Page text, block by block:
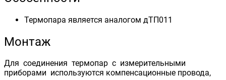
Термопара является аналогом дТП011
Монтаж
Для соединения термопар с измерительными
приборами используются компенсационные провода,